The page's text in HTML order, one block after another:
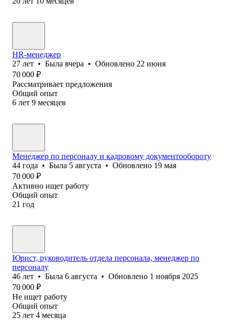
HR-менеджер
27 лет • Была вчера • Обновлено 22 июня
70 000 ₽
Рассматривает предложения
Общий опыт
6 лет 9 месяцев
Менеджер по персоналу и кадровому документообороту
44 года • Была 5 августа • Обновлено 19 мая
70 000 ₽
Активно ищет работу
Общий опыт
21 год
Юрист, руководитель отдела персонала, менеджер по
персоналу
46 лет • Была 6 августа • Обновлено 1 ноября 2025
70 000 ₽
Не ищет работу
Общий опыт
25 лет 4 месяца